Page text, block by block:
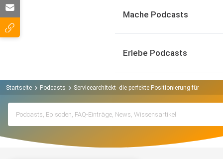
Mache Podcasts
Erlebe Podcasts
Startseite Podcasts Servicearchitekt- die perfekte Positionierung für